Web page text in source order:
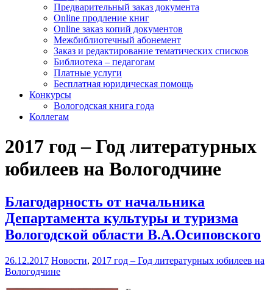
Предварительный заказ документа
Online продление книг
Online заказ копий документов
Межбиблиотечный абонемент
Заказ и редактирование тематических списков
Библиотека – педагогам
Платные услуги
Бесплатная юридическая помощь
Конкурсы
Вологодская книга года
Коллегам
2017 год – Год литературных
юбилеев на Вологодчине
Благодарность от начальника
Департамента культуры и туризма
Вологодской области В.А.Осиповского
26.12.2017 Новости, 2017 год – Год литературных юбилеев на
Вологодчине